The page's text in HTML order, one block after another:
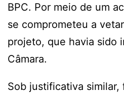
BPC. Por meio de um
se comprometeu a
projeto, que havia sido
Câmara.
Sob justificativa